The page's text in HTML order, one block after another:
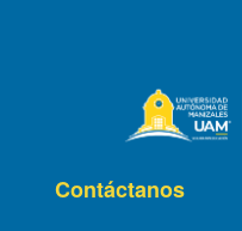
Contáctanos